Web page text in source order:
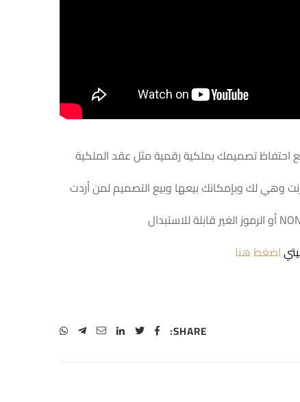
احتفاظ تصميمك بملكية رقمية مثل عقد الملكية
وهي لك وبإمكانك بيعها وبيع التصميم لمن أردت
اضغط هنا
SHARE: